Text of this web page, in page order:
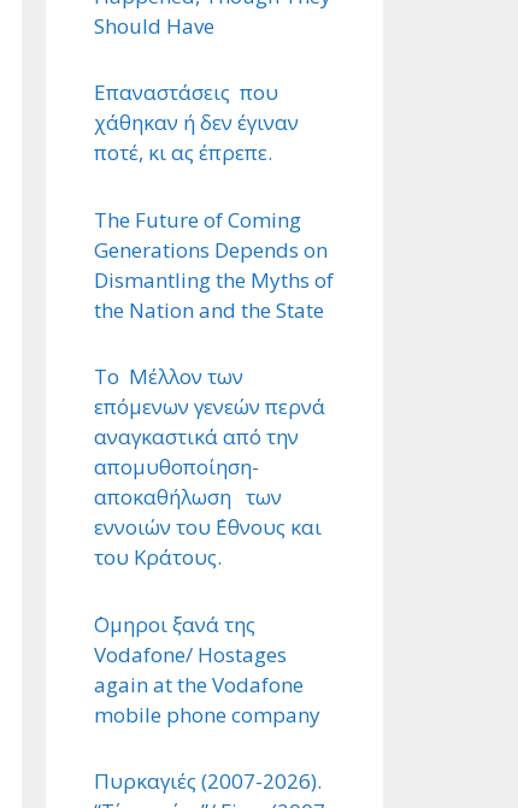
Should Have
Επαναστάσεις που
χάθηκαν ή δεν έγιναν
ποτέ, κι ας έπρεπε.
The Future of Coming
Generations Depends on
Dismantling the Myths of
the Nation and the State
Το Μέλλον των
επόμενων γενεών περνά
αναγκαστικά από την
απομυθοποίηση-
αποκαθήλωση των
εννοιών του ΄Εθνους και
του Κράτους.
΄Ομηροι ξανά της
Vodafone/ Hostages
again at the Vodafone
mobile phone company
Πυρκαγιές (2007-2026).